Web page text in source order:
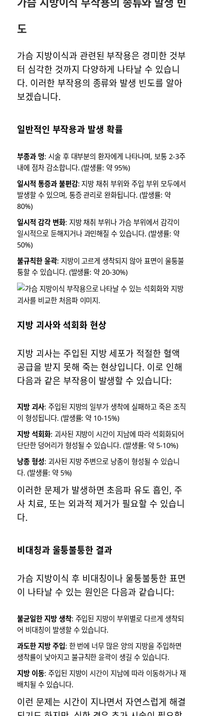
도
가슴 지방이식과 관련된 부작용은 경미한 것부
터 심각한 것까지 다양하게 나타날 수 있습니
다. 이러한 부작용의 종류와 발생 빈도를 알아
보겠습니다.
일반적인 부작용과 발생 확률
부종과 멍: 시술 후 대부분의 환자에게 나타나며, 보통 2-3주
내에 점차 감소합니다. (발생률: 약 95%)
일시적 통증과 불편감: 지방 채취 부위와 주입 부위 모두에서
발생할 수 있으며, 통증 관리로 완화됩니다. (발생률: 약
80%)
일시적 감각 변화: 지방 채취 부위나 가슴 부위에서 감각이
일시적으로 둔해지거나 과민해질 수 있습니다. (발생률: 약
50%)
불규칙한 윤곽: 지방이 고르게 생착되지 않아 표면이 울퉁불
퉁할 수 있습니다. (발생률: 약 20-30%)
지방 괴사와 석회화 현상
지방 괴사는 주입된 지방 세포가 적절한 혈액
공급을 받지 못해 죽는 현상입니다. 이로 인해
다음과 같은 부작용이 발생할 수 있습니다:
지방 괴사: 주입된 지방의 일부가 생착에 실패하고 죽은 조직
이 형성됩니다. (발생률: 약 10-15%)
지방 석회화: 괴사된 지방이 시간이 지남에 따라 석회화되어
단단한 덩어리가 형성될 수 있습니다. (발생률: 약 5-10%)
낭종 형성: 괴사된 지방 주변으로 낭종이 형성될 수 있습니
다. (발생률: 약 5%)
이러한 문제가 발생하면 초음파 유도 흡인, 주
사 치료, 또는 외과적 제거가 필요할 수 있습니
다.
비대칭과 울퉁불퉁한 결과
가슴 지방이식 후 비대칭이나 울퉁불퉁한 표면
이 나타날 수 있는 원인은 다음과 같습니다:
불균일한 지방 생착: 주입된 지방이 부위별로 다르게 생착되
어 비대칭이 발생할 수 있습니다.
과도한 지방 주입: 한 번에 너무 많은 양의 지방을 주입하면
생착률이 낮아지고 불규칙한 윤곽이 생길 수 있습니다.
지방 이동: 주입된 지방이 시간이 지남에 따라 이동하거나 재
배치될 수 있습니다.
이런 문제는 시간이 지나면서 자연스럽게 해결